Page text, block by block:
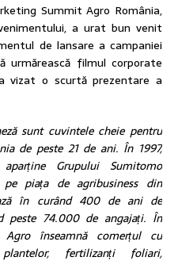
Summit Agro România,
a urat bun venit
de lansare a campaniei
urmărească filmul corporate
vizat o scurtă prezentare a
sunt cuvintele cheie pentru
de peste 21 de ani. În 1997,
Grupului Sumitomo
piața de agribusiness din
în curând 400 de ani de
peste 74.000 de angajați. În
înseamnă comerțul cu
fertilizanți foliari,